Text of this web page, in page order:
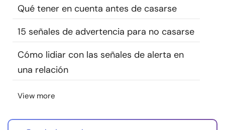
Encuentra un terapeuta
Idioma ES
nosotros
Qué tener en cuenta antes de casarse
15 señales de advertencia para no casarse
Cómo lidiar con las señales de alerta en
una relación
View more